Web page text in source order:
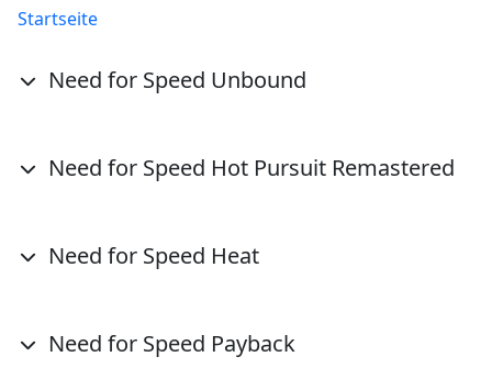
Startseite
Need for Speed Unbound
Need for Speed Hot Pursuit Remastered
Need for Speed Heat
Need for Speed Payback